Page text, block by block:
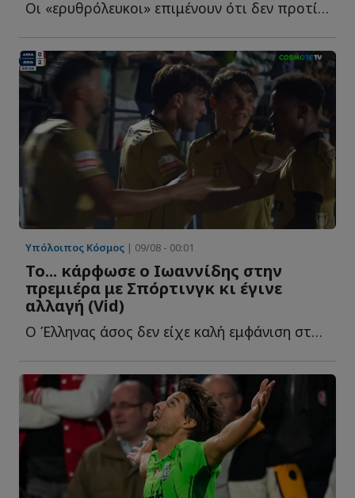
Οι «ερυθρόλευκοι» επιμένουν ότι δεν προτίθενται να α...
Υπόλοιπος Κόσμος | 09/08 - 00:01
Το... κάρφωσε ο Ιωαννίδης στην
πρεμιέρα με Σπόρτινγκ κι έγινε
αλλαγή (Vid)
Ο Έλληνας άσος δεν είχε καλή εμφάνιση στο παιχνίδι τ...